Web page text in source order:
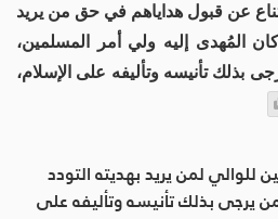
عن قبول هداياهم في حق من يريد
كان المُهدى إليه ولي أمر المسلمين،
بذلك تأنيسه وتأليفه على الإسلام،
للوالي لمن يريد بهديته التودد
يرجى بذلك تأنيسه وتأليفه على